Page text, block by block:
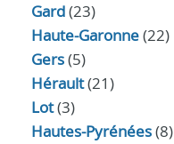
Gard(23)
Haute-Garonne(22)
Gers(5)
Hérault(21)
Lot(3)
Hautes-Pyrénées(8)